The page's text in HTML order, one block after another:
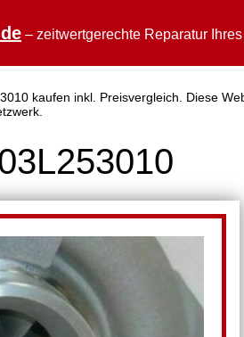
– zeitwertgerechte Reparatur
kaufen inkl. Preisvergleich. Diese